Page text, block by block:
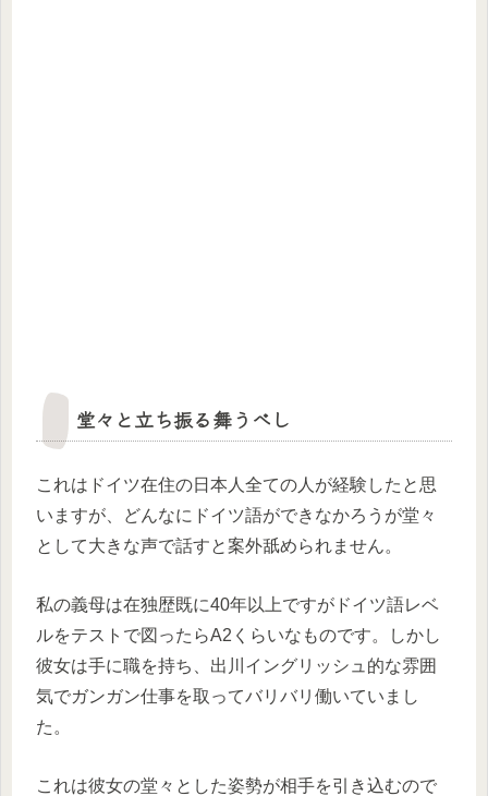
堂々と立ち振る舞うべし
これはドイツ在住の日本人全ての人が経験したと思
いますが、どんなにドイツ語ができなかろうが堂々
として大きな声で話すと案外舐められません。
私の義母は在独歴既に40年以上ですがドイツ語レベ
ルをテストで図ったらA2くらいなものです。しかし
彼女は手に職を持ち、出川イングリッシュ的な雰囲
気でガンガン仕事を取ってバリバリ働いていまし
た。
これは彼女の堂々とした姿勢が相手を引き込むので